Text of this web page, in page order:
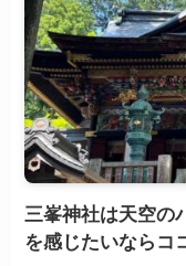
三峯神社は天空の
を感じたいならコ